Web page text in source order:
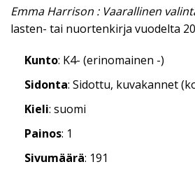
Emma Harrison : Vaarallinen
lasten- tai nuortenkirja vuodelta
Kunto: K4- (erinomainen -)
Sidonta: Sidottu, kuvakannet
Kieli: suomi
Painos: 1
Sivumäärä: 191